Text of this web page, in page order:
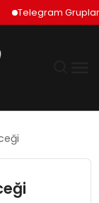
Telegram Grupları